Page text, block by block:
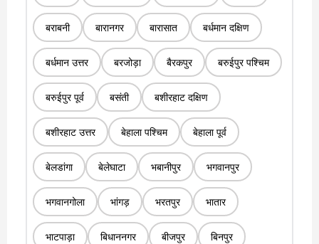
बराबनी बारानगर बारासात बर्धमान दक्षिण
बर्धमान उत्तर बरजोड़ा बैरकपुर बरुईपुर पश्चिम
बरुईपुर पूर्व बसंती बशीरहाट दक्षिण
बशीरहाट उत्तर बेहाला पश्चिम बेहाला पूर्व
बेलडांगा बेलेघाटा भबानीपुर भगवानपुर
भगवानगोला भांगड़ भरतपुर भातार
भाटपाड़ा बिधाननगर बीजपुर बिनपुर